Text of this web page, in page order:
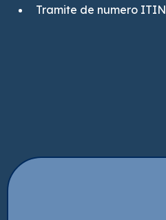
Tramite de numero ITIN